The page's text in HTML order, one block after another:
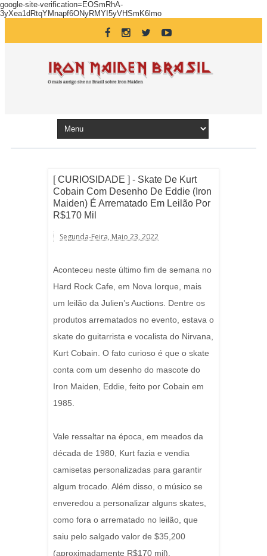
google-site-verification=EOSmRhA-
3yXea1dRtqYMnapf6ONyRMYI5yVHSmK6lmo
[ CURIOSIDADE ] - Skate De Kurt
Cobain Com Desenho De Eddie (Iron
Maiden) É Arrematado Em Leilão Por
R$170 Mil
Segunda-Feira, Maio 23, 2022
Aconteceu neste último fim de semana no
Hard Rock Cafe, em Nova Iorque, mais
um leilão da Julien’s Auctions. Dentre os
produtos arrematados no evento, estava o
skate do guitarrista e vocalista do Nirvana,
Kurt Cobain. O fato curioso é que o skate
conta com um desenho do mascote do
Iron Maiden, Eddie, feito por Cobain em
1985.
Vale ressaltar na época, em meados da
década de 1980, Kurt fazia e vendia
camisetas personalizadas para garantir
algum trocado. Além disso, o músico se
enveredou a personalizar alguns skates,
como fora o arrematado no leilão, que
saiu pelo salgado valor de $35,200
(aproximadamente R$170 mil).